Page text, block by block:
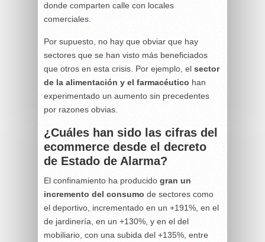
donde comparten calle con locales
comerciales.
Por supuesto, no hay que obviar que hay
sectores que se han visto más beneficiados
que otros en esta crisis. Por ejemplo, el sector
de la alimentación y el farmacéutico han
experimentado un aumento sin precedentes
por razones obvias.
¿Cuáles han sido las cifras del
ecommerce desde el decreto
de Estado de Alarma?
El confinamiento ha producido gran un
incremento del consumo de sectores como
el deportivo, incrementado en un +191%, en el
de jardinería, en un +130%, y en el del
mobiliario, con una subida del +135%, entre